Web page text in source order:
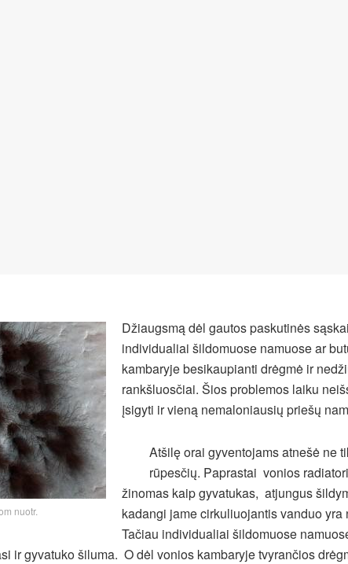
nuotr.
Džiaugsmą dėl gautos paskutinės
individualiai šildomuose namuose ar
kambaryje besikaupianti drėgmė ir
rankšluosčiai. Šios problemos laiku
įsigyti ir vieną nemaloniausių priešų
Atšilę orai gyventojams atnešė ne
rūpesčių. Paprastai vonios
žinomas kaip gyvatukas, atjungus
kadangi jame cirkuliuojantis vanduo yra
Tačiau individualiai šildomuose
ir gyvatuko šiluma. O dėl vonios kambaryje tvyrančios